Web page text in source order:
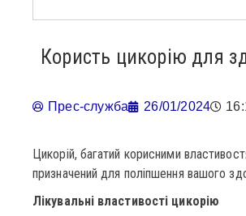
Користь цикорію для
Прес-служба 26/01/2024
Цикорій, багатий корисними
призначений для поліпшення вашого
Лікувальні властивості цикорію